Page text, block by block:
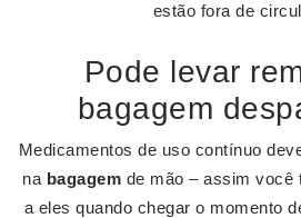
estão fora de
Pode levar
bagagem
Medicamentos de uso contínuo
na bagagem de mão – assim você
a eles quando chegar o momento